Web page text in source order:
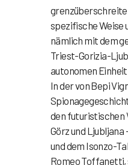
spezifische Weise
nämlich mit dem
Triest-Gorizia-
autonomen
In der von Bepi
den futuristischen
Görz und Ljubljana
und dem Isonzo-
Romeo Toffanetti,